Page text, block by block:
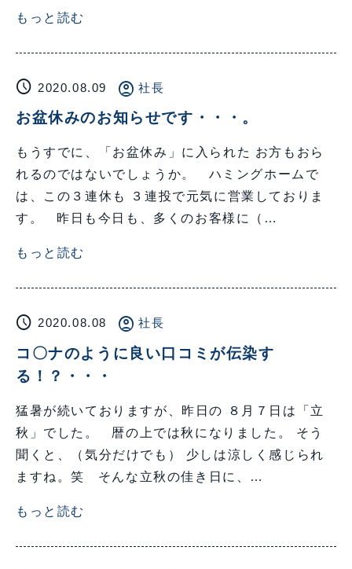
もっと読む
schedule 2020.08.09 account_circle 社長
お盆休みのお知らせです・・・。
もうすでに、「お盆休み」に入られた お方もおら
れるのではないでしょうか。 ハミングホームで
は、この３連休も ３連投で元気に営業しておりま
す。 昨日も今日も、多くのお客様に（…
もっと読む
schedule 2020.08.08 account_circle 社長
コ〇ナのように良い口コミが伝染す
る！？・・・
猛暑が続いておりますが、昨日の ８月７日は「立
秋」でした。 暦の上では秋になりました。 そう
聞くと、（気分だけでも） 少しは涼しく感じられ
ますね。笑 そんな立秋の佳き日に、…
もっと読む